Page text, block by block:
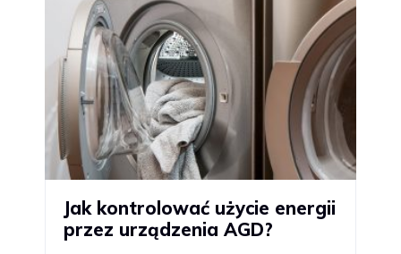
Jak kontrolować użycie energii
przez urządzenia AGD?